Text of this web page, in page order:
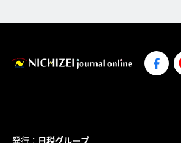
発行： 日税グループ